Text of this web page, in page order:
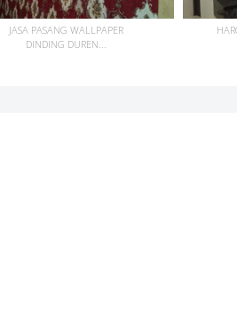
JASA PASANG WALLPAPER
DINDING DUREN...